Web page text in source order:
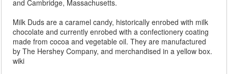
and Cambridge, Massachusetts.
Milk Duds are a caramel candy, historically enrobed with milk
chocolate and currently enrobed with a confectionery coating
made from cocoa and vegetable oil. They are manufactured
by The Hershey Company, and merchandised in a yellow box.
wiki